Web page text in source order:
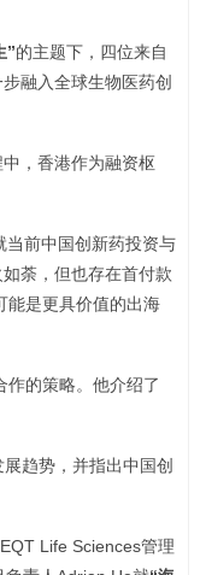
”的主题下，四位来自
融入全球生物医药创
，香港作为融资枢
前中国创新药投资与
荼，但也存在首付款
能是更具价值的出海
的策略。他介绍了
趋势，并指出中国创
Life Sciences管理